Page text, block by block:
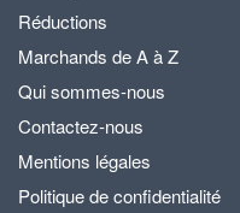
Réductions
Marchands de A à Z
Qui sommes-nous
Contactez-nous
Mentions légales
Politique de confidentialité